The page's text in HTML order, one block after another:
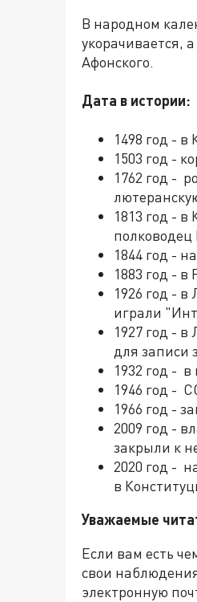
В народном
укорачивается,
Афонского.
Дата в истории:
1498 год - в
1503 год -
1762 год -
1813 год - в
1844 год -
1883 год -
1926 год -
играли
1927 год -
для записи
1932 год -
1946 год -
1966 год -
2009 год -
закрыли к
2020 год -
в
Уважаемые
Если вам есть
свои
электронную